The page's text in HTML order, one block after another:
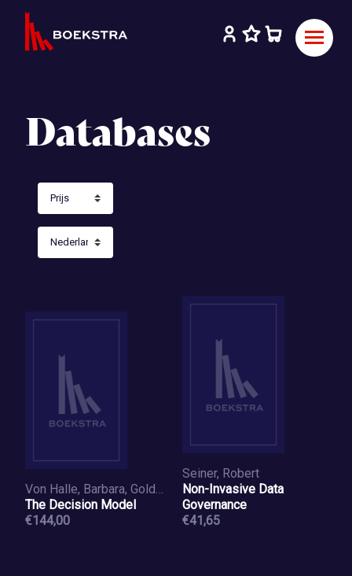
Databases
Von Halle, Barbara, Goldberg, Larry
The Decision Model
€144,00
Seiner, Robert
Non-Invasive Data
Governance
€41,65